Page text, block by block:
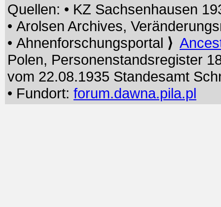
Quellen: • KZ Sachsenhausen
• Arolsen Archives,
• Ahnenforschungsportal ⟩
Polen, Personenstandsregister
vom 22.08.1935 Standesamt
• Fundort: forum.dawna.pila.pl